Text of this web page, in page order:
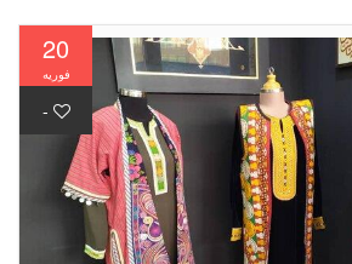
20
فوریه
-